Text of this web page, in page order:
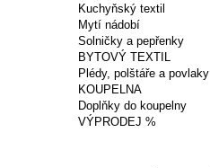
Kuchyňský textil
Mytí nádobí
Solničky a pepřenky
BYTOVÝ TEXTIL
Plédy, polštáře a povlaky
KOUPELNA
Doplňky do koupelny
VÝPRODEJ %